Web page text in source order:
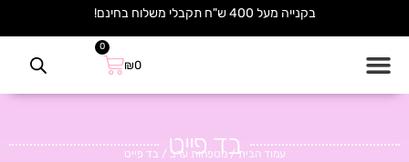
בקנייה מעל 400 ש"ח תקבלי משלוח בחינם!
₪0
0
עגלת
בד פייטעמוד הבית/מטפחות ערב / בד פייט